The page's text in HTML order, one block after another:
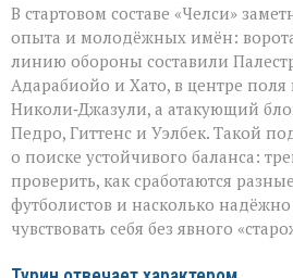
В стартовом составе «Челси»
опыта и молодёжных имён:
линию обороны составили
Адарабиойо и Хато, в центре
Николи‑Джазули, а атакующий
Педро, Гиттенс и Уэлбек. Такой
о поиске устойчивого баланса:
проверить, как сработаются
футболистов и насколько
чувствовать себя без явного